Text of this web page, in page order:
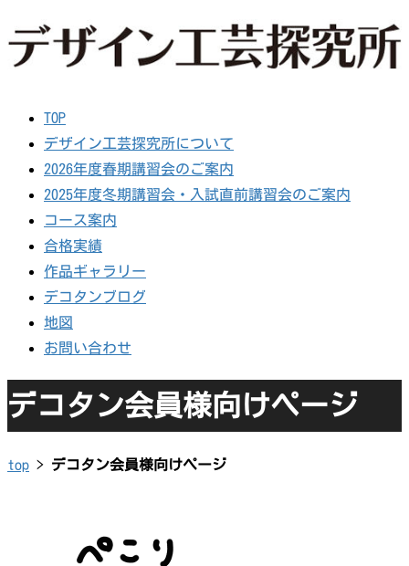
TOP
デザイン工芸探究所について
2026年度春期講習会のご案内
2025年度冬期講習会・入試直前講習会のご案内
コース案内
合格実績
作品ギャラリー
デコタンブログ
地図
お問い合わせ
デコタン会員様向けページ
top > デコタン会員様向けページ